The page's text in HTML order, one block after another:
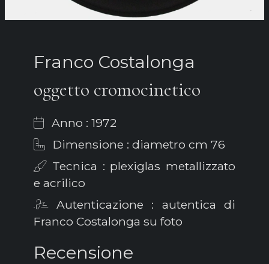
Franco Costalonga
oggetto cromocinetico
Anno : 1972
Dimensione : diametro cm 76
Tecnica : plexiglas metallizzato
e acrilico
Autenticazione : autentica di
Franco Costalonga su foto
Recensione